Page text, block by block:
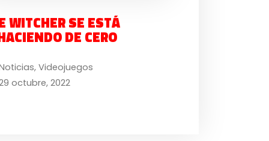
WITCHER SE ESTÁ
DE CERO
,Videojuegos
octubre, 2022